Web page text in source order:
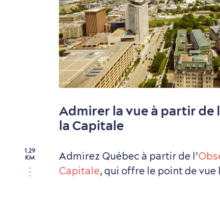
Admirer la vue à partir de
la Capitale
Admirez Québec à partir de l’
Capitale, qui offre le point de
1.29
KM